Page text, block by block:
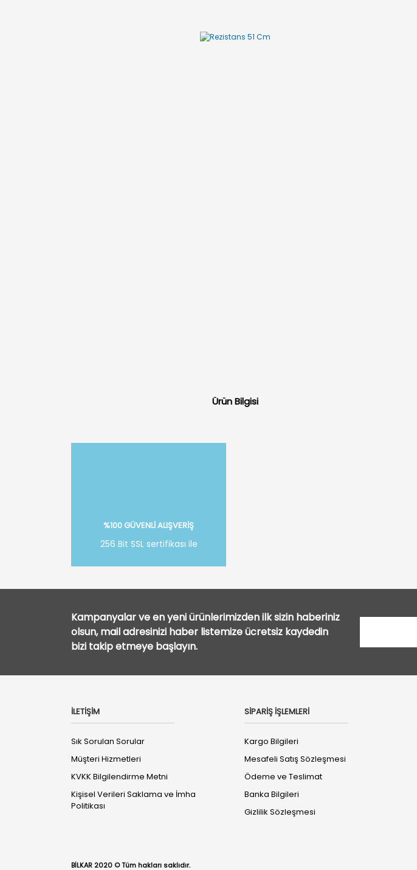
Ürün Bilgisi
%100 GÜVENLİ ALIŞVERİŞ
256 Bit SSL sertifikası ile
Kampanyalar ve en yeni ürünlerimizden ilk sizin haberiniz
olsun, mail adresinizi haber listemize ücretsiz kaydedin
bizi takip etmeye başlayın.
İLETİŞİM
Sık Sorulan Sorular
Müşteri Hizmetleri
KVKK Bilgilendirme Metni
Kişisel Verileri Saklama ve İmha
Politikası
SİPARİŞ İŞLEMLERİ
Kargo Bilgileri
Mesafeli Satış Sözleşmesi
Ödeme ve Teslimat
Banka Bilgileri
Gizlilik Sözleşmesi
BİLKAR 2020 © Tüm hakları saklıdır.